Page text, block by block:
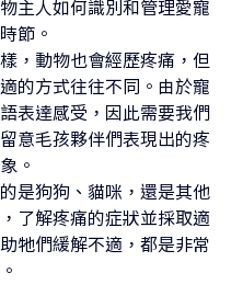
主人如何識別和管理愛寵
節。
，動物也會經歷疼痛，但
的方式往往不同。由於寵
表達感受，因此需要我們
意毛孩夥伴們表現出的疼
。
是狗狗、貓咪，還是其他
了解疼痛的症狀並採取適
牠們緩解不適，都是非常